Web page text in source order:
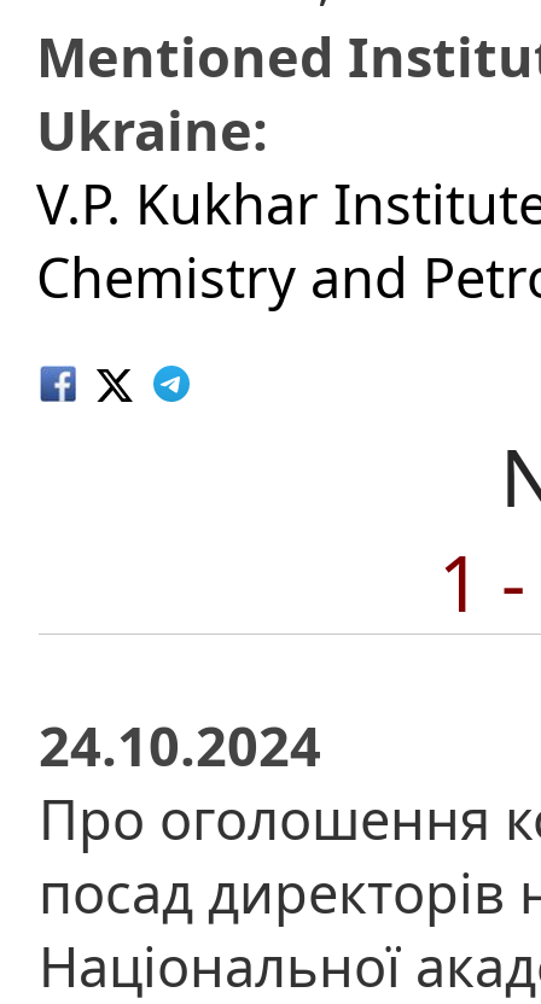
Mentioned
Ukraine:
V.P. Kukhar
Chemistry and
1
24.10.2024
Про оголошення
посад директорів
Національної